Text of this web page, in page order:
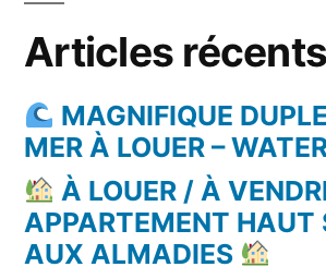
Articles récents
MAGNIFIQUE
MER À LOUER –
À LOUER / À
APPARTEMENT HAUT
AUX ALMADIES